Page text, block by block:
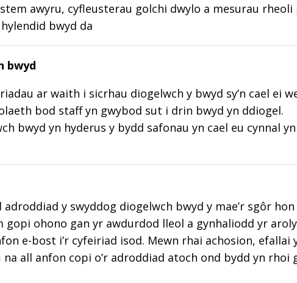
awyru, cyfleusterau golchi dwylo a mesurau rheoli
bwyd da
bwyd
ar waith i sicrhau diogelwch y bwyd sy’n cael ei
bod staff yn gwybod sut i drin bwyd yn ddiogel.
bwyd yn hyderus y bydd safonau yn cael eu cynnal
y swyddog diogelwch bwyd y mae’r sgôr hon
gopi ohono gan yr awdurdod lleol a gynhaliodd yr
e-bost i’r cyfeiriad isod. Mewn rhai achosion, efallai
all anfon copi o’r adroddiad atoch ond bydd yn rhoi